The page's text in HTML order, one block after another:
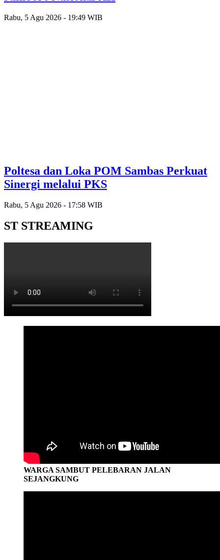
Rabu, 5 Agu 2026 - 19:49 WIB
Poltesa dan Loka POM Sambas Perkuat
Sinergi melalui PKS
Rabu, 5 Agu 2026 - 17:58 WIB
ST STREAMING
WARGA SAMBUT PELEBARAN JALAN
SEJANGKUNG